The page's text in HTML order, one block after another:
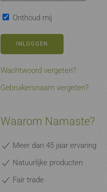
Onthoud mij
INLOGGEN
Wachtwoord vergeten?
Gebruikersnaam vergeten?
Waarom Namaste?
Meer dan 45 jaar ervaring
Natuurlijke producten
Fair trade